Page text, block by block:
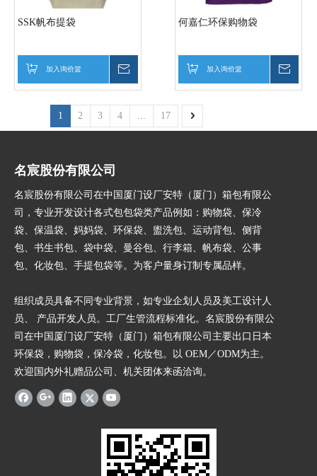
SSK帆布提袋
加入询价篮
何嘉仁环保购物袋
加入询价篮
1 2 3 4 17
名宸股份有限公司
名宸股份有限公司在中国厦门设厂安特（厦门）箱包有限公
司，专业开发设计各式包包袋类产品例如：购物袋、保冷
袋、保温袋、妈妈袋、环保袋、盥洗包、运动背包、侧背
包、书生书包、袋中袋、曼谷包、行李箱、帆布袋、公事
包、化妆包、手提包袋等。为客户量身订制专属品样。
组织成员具备不同专业背景，如专业企划人员及美工设计人
员、 产品开发人员。工厂生管流程标准化。名宸股份有限公
司在中国厦门设厂安特（厦门）箱包有限公司主要出口日本
环保袋，购物袋，保冷袋，化妆包。以 OEM／ODM为主。
欢迎国内外礼赠品公司、机关团体来函洽询。